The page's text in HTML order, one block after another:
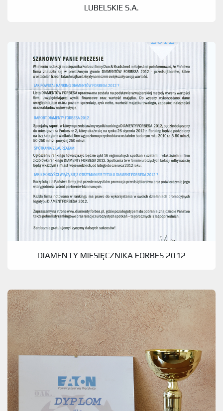
LUBELSKIE S.A.
DIAMENTY MIESIĘCZNIKA FORBES 2012